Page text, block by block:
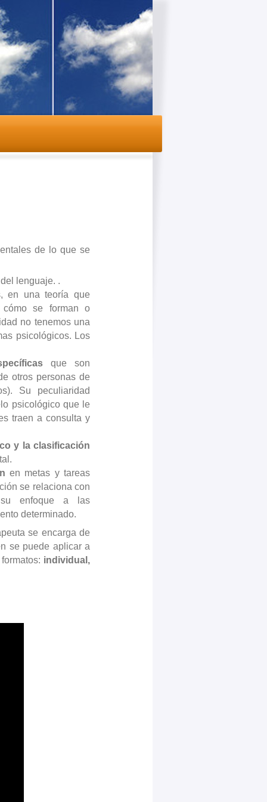
de lo que se
lenguaje. .
en una teoría que
cómo se forman o
no tenemos una
psicológicos. Los
que son
otros personas de
Su peculiaridad
psicológico que le
traen a consulta y
y la clasificación
en metas y tareas
se relaciona con
su enfoque a las
determinado.
se encarga de
se puede aplicar a
individual,